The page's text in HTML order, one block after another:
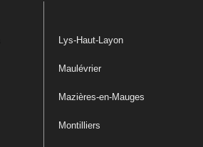
Lys-Haut-Layon
Maulévrier
Mazières-en-Mauges
Montilliers